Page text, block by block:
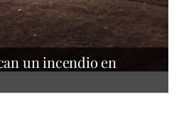
un incendio en